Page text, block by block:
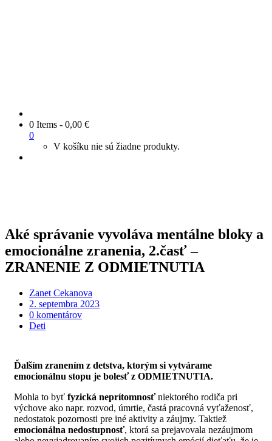
0 Items - 0,00 €
0
V košíku nie sú žiadne produkty.
Aké správanie vyvoláva mentálne bloky a
emocionálne zranenia, 2.časť –
ZRANENIE Z ODMIETNUTIA
Zanet Cekanova
2. septembra 2023
0 komentárov
Deti
Ďalším zranením z detstva, ktorým si vytvárame
emocionálnu stopu je bolesť z ODMIETNUTIA.
Mohla to byť fyzická neprítomnosťniektorého rodiča pri
výchove ako napr. rozvod, úmrtie, častá pracovná vyťaženosť,
nedostatok pozornosti pre iné aktivity a záujmy. Taktiež
emocionálna nedostupnosť, ktorá sa prejavovala nezáujmom